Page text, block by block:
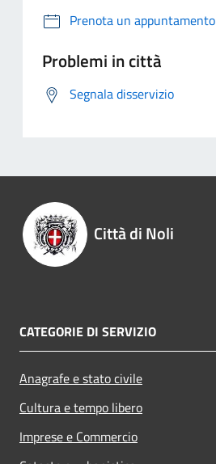
Prenota un appuntamento
Problemi in città
Segnala disservizio
Città di Noli
CATEGORIE DI SERVIZIO
Anagrafe e stato civile
Cultura e tempo libero
Imprese e Commercio